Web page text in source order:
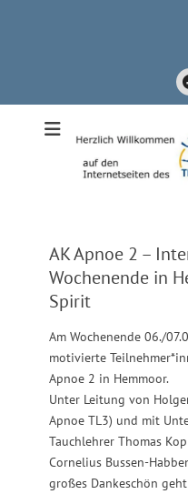
AK Apnoe 2 –
Wochenende in
Spirit
Am Wochenende 06./
motivierte
Apnoe 2 in Hemmoor.
Unter Leitung von
Apnoe TL3) und mit
Tauchlehrer Thomas
Cornelius Bussen-
großes Dankeschön